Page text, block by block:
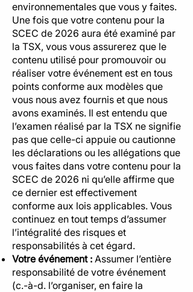
environnementales que vous y faites.
Une fois que votre contenu pour la
SCEC de 2026 aura été examiné par
la TSX, vous vous assurerez que le
contenu utilisé pour promouvoir ou
réaliser votre événement est en tous
points conforme aux modèles que
vous nous avez fournis et que nous
avons examinés. Il est entendu que
l’examen réalisé par la TSX ne signifie
pas que celle-ci appuie ou cautionne
les déclarations ou les allégations que
vous faites dans votre contenu pour la
SCEC de 2026 ni qu’elle affirme que
ce dernier est effectivement
conforme aux lois applicables. Vous
continuez en tout temps d’assumer
l’intégralité des risques et
responsabilités à cet égard.
Votre événement : Assumer l’entière
responsabilité de votre événement
(c.-à-d. l’organiser, en faire la